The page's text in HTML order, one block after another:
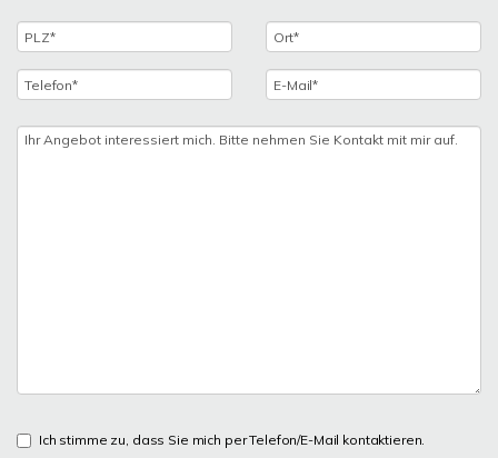
Ich stimme zu, dass Sie mich per Telefon/E-Mail kontaktieren.